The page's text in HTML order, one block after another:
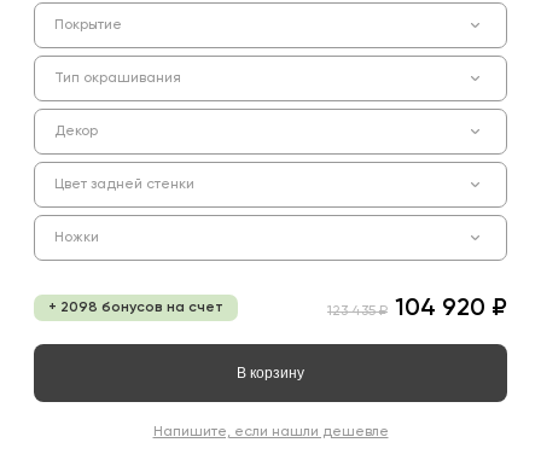
Покрытие
Тип окрашивания
Декор
Цвет задней стенки
Ножки
+ 2098 бонусов на счет 123 435 ₽ 104 920 ₽
В корзину
Напишите, если нашли дешевле